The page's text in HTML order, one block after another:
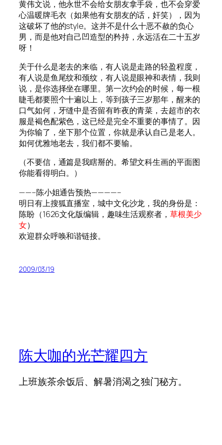
黄伟文说，他永世不会给女朋友拿手袋，也不会穿爱
心温暖牌毛衣（如果他有女朋友的话，奸笑），因为
这破坏了他的style。这并不是什么十恶不赦的负心
男，而是他对自己凹造型的矜持，永远活在二十五岁
呀！
关于什么是老去的来临，有人说是走路的轻盈程度，
有人说是鱼尾纹和颈纹，有人说是眼神和表情，我则
说，是你选择坐在哪里。第一次约会的时候，每一根
睫毛都要照个十遍以上，等到孩子三岁那年，醒来的
口气如何，牙缝中是否留有昨夜的青菜，去超市的衣
服是褐色配紫色，这已经是完全不重要的事情了。因
为你输了，坐下那个位置，你就是承认自己是老人。
如何优雅地老去，我们都不要输。
（不要信，通篇是我瞎掰的。希望文科生画的平面图
你能看得明白。）
——–陈小姐通告预热————–
明日有上搜狐直播室，城中文化沙龙，我的身份是：
陈盼（1626文化版编辑，趣味生活观察者， 草根美少
女）
欢迎群众呼唤和谐链接。
2009/03/19
陈大咖的光芒耀四方
上班族茶余饭后、解暑消渴之独门秘方。